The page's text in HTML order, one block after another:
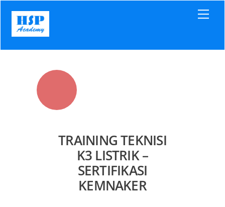
content
TRAINING TEKNISI
K3 LISTRIK –
SERTIFIKASI
KEMNAKER